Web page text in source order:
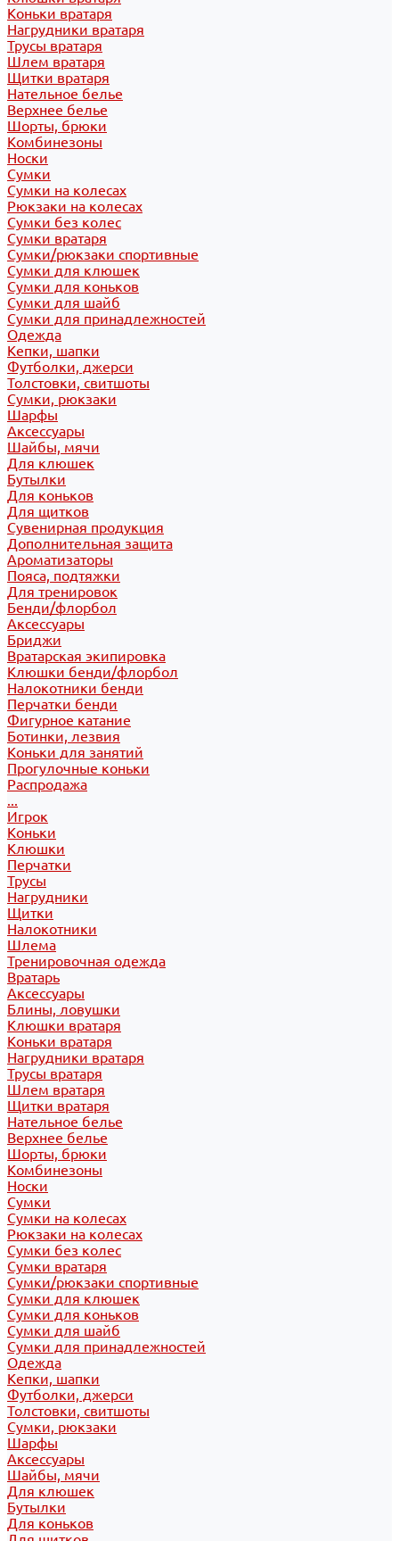
Коньки вратаря
Нагрудники вратаря
Трусы вратаря
Шлем вратаря
Щитки вратаря
Нательное белье
Верхнее белье
Шорты, брюки
Комбинезоны
Носки
Сумки
Сумки на колесах
Рюкзаки на колесах
Сумки без колес
Сумки вратаря
Сумки/рюкзаки спортивные
Сумки для клюшек
Сумки для коньков
Сумки для шайб
Сумки для принадлежностей
Одежда
Кепки, шапки
Футболки, джерси
Толстовки, свитшоты
Сумки, рюкзаки
Шарфы
Аксессуары
Шайбы, мячи
Для клюшек
Бутылки
Для коньков
Для щитков
Сувенирная продукция
Дополнительная защита
Ароматизаторы
Пояса, подтяжки
Для тренировок
Бенди/флорбол
Аксессуары
Бриджи
Вратарская экипировка
Клюшки бенди/флорбол
Налокотники бенди
Перчатки бенди
Фигурное катание
Ботинки, лезвия
Коньки для занятий
Прогулочные коньки
Распродажа
...
Игрок
Коньки
Клюшки
Перчатки
Трусы
Нагрудники
Щитки
Налокотники
Шлема
Тренировочная одежда
Вратарь
Аксессуары
Блины, ловушки
Клюшки вратаря
Коньки вратаря
Нагрудники вратаря
Трусы вратаря
Шлем вратаря
Щитки вратаря
Нательное белье
Верхнее белье
Шорты, брюки
Комбинезоны
Носки
Сумки
Сумки на колесах
Рюкзаки на колесах
Сумки без колес
Сумки вратаря
Сумки/рюкзаки спортивные
Сумки для клюшек
Сумки для коньков
Сумки для шайб
Сумки для принадлежностей
Одежда
Кепки, шапки
Футболки, джерси
Толстовки, свитшоты
Сумки, рюкзаки
Шарфы
Аксессуары
Шайбы, мячи
Для клюшек
Бутылки
Для коньков